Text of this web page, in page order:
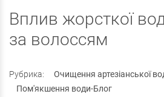
Вплив жорсткої
за волоссям
Рубрика:
Очищення артезіанської
Пом'якшення води-Блог